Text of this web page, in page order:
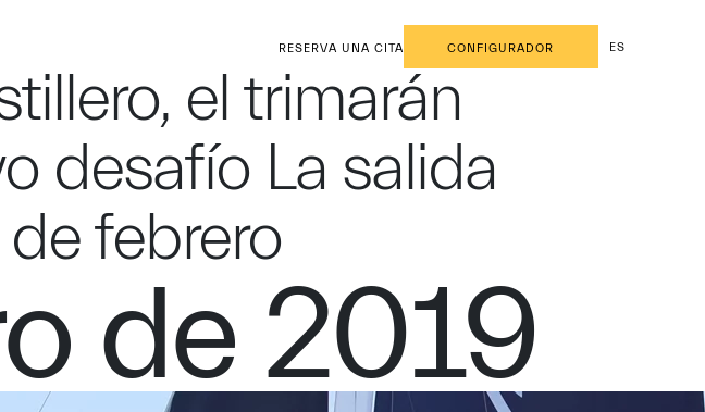
RESERVA UNA CITA CONFIGURADOR ES
el trimarán
desafío La salida
febrero
de 2019